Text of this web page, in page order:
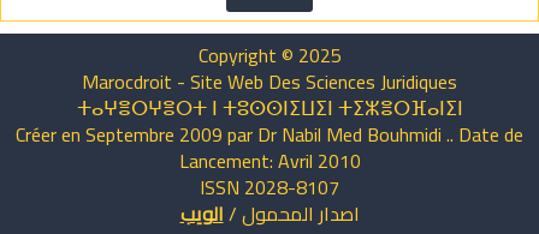
Copyright © 2025
Marocdroit - Site Web Des Sciences Juridiques
ⵜⴰⵖⴻⵔⵖⴻⵔⵜ ⵏ ⵜⵓⵙⵙⵏⵉⵡⵉⵏ ⵜⵉⵣⴻⵔⴼⴰⵏⵉⵏ
Créer en Septembre 2009 par Dr Nabil Med Bouhmidi .. Date de
Lancement: Avril 2010
ISSN 2028-8107
اصدارالمحمول/الويب